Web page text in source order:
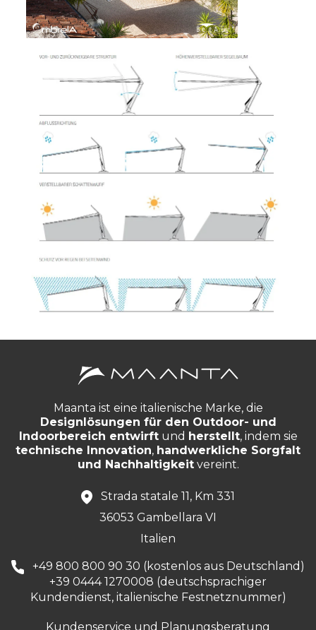
Maanta ist eine italienische Marke, die
Designlösungen für den Outdoor- und
Indoorbereich entwirftund herstellt, indem sie
technische Innovation, handwerkliche Sorgfalt
und Nachhaltigkeitvereint.
Strada statale 11, Km 331
36053 Gambellara VI
Italien
+49 800 800 90 30 (kostenlos aus Deutschland)
+39 0444 1270008 (deutschsprachiger
Kundendienst, italienische Festnetznummer)
Kundenservice und Planungsberatung